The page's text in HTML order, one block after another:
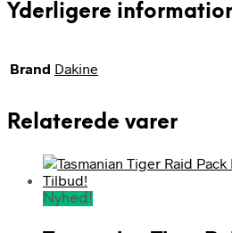
Yderligere
Brand Dakine
Relaterede varer
Nyhed!